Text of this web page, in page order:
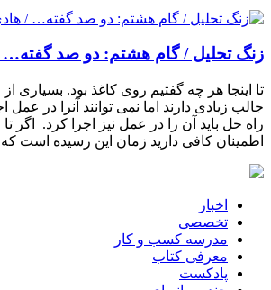
زنگ تحلیل / گام هشتم: دو صد گفته… /
تا اینجا هر چه گفتیم روی کاغذ بود. بسیاری از
جالب زیادی دارند اما نمی توانند آنرا در عمل
راه حل باید آن را در عمل نیز اجرا کرد. اگر تا
اطمینان کافی دارید زمان این رسیده است
اخبار
تخصصی
مدرسه کسب و کار
معرفی کتاب
پادکست